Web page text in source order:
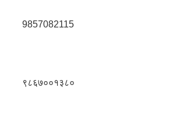
9857082115
९८६७००१३८०